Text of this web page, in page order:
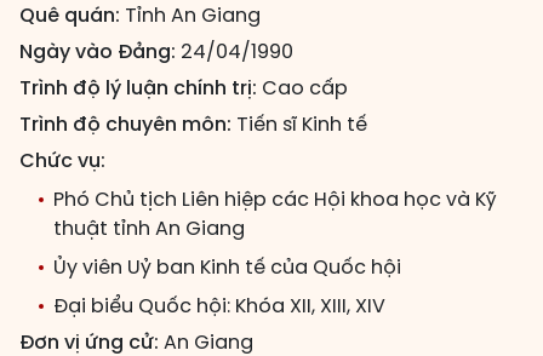
Quê quán: Tỉnh An Giang
Ngày vào Đảng: 24/04/1990
Trình độ lý luận chính trị: Cao cấp
Trình độ chuyên môn: Tiến sĩ Kinh tế
Chức vụ:
Phó Chủ tịch Liên hiệp các Hội khoa học và Kỹ
thuật tỉnh An Giang
Ủy viên Uỷ ban Kinh tế của Quốc hội
Đại biểu Quốc hội: Khóa XII, XIII, XIV
Đơn vị ứng cử: An Giang